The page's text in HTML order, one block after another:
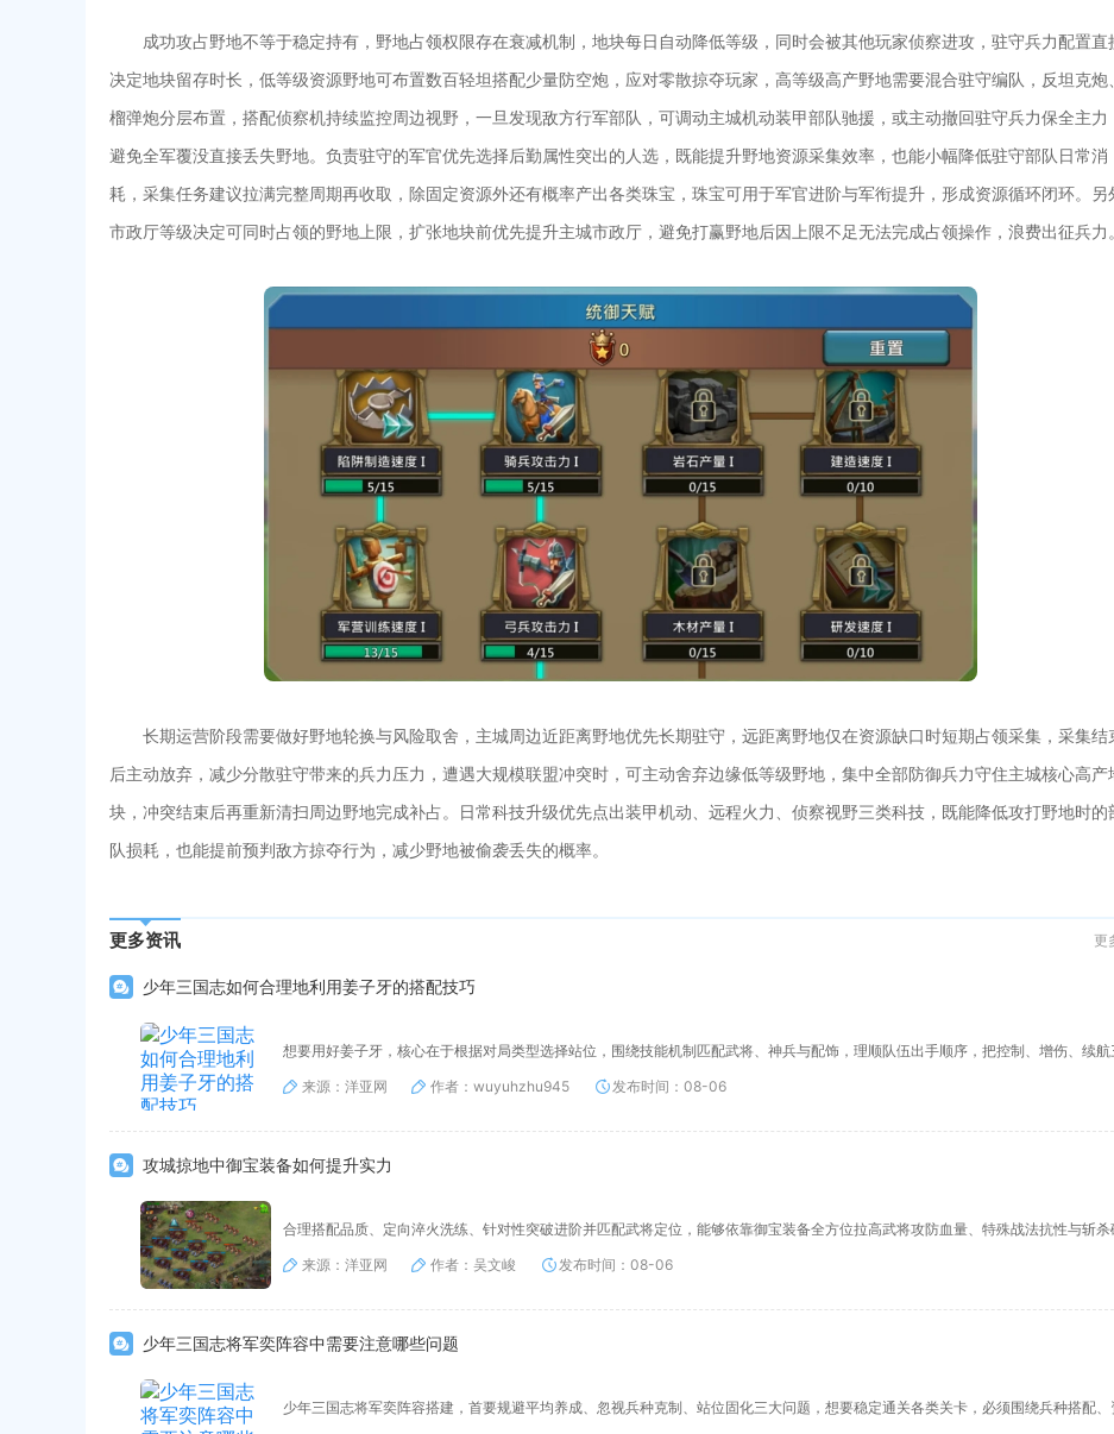
成功攻占野地不等于稳定持有，野地占领权限存在衰减机制，地块每日自动降低等级，同时会被其他玩家侦察进攻，驻守兵力配置直
决定地块留存时长，低等级资源野地可布置数百轻坦搭配少量防空炮，应对零散掠夺玩家，高等级高产野地需要混合驻守编队，反坦克炮、
榴弹炮分层布置，搭配侦察机持续监控周边视野，一旦发现敌方行军部队，可调动主城机动装甲部队驰援，或主动撤回驻守兵力保全主力
避免全军覆没直接丢失野地。负责驻守的军官优先选择后勤属性突出的人选，既能提升野地资源采集效率，也能小幅降低驻守部队日常消
耗，采集任务建议拉满完整周期再收取，除固定资源外还有概率产出各类珠宝，珠宝可用于军官进阶与军衔提升，形成资源循环闭环。另
市政厅等级决定可同时占领的野地上限，扩张地块前优先提升主城市政厅，避免打赢野地后因上限不足无法完成占领操作，浪费出征兵力。
长期运营阶段需要做好野地轮换与风险取舍，主城周边近距离野地优先长期驻守，远距离野地仅在资源缺口时短期占领采集，采集结
后主动放弃，减少分散驻守带来的兵力压力，遭遇大规模联盟冲突时，可主动舍弃边缘低等级野地，集中全部防御兵力守住主城核心高产
块，冲突结束后再重新清扫周边野地完成补占。日常科技升级优先点出装甲机动、远程火力、侦察视野三类科技，既能降低攻打野地时的
队损耗，也能提前预判敌方掠夺行为，减少野地被偷袭丢失的概率。
更多资讯 更
少年三国志如何合理地利用姜子牙的搭配技巧
想要用好姜子牙，核心在于根据对局类型选择站位，围绕技能机制匹配武将、神兵与配饰，理顺队伍出手顺序，把控制、增伤、续航
来源：洋亚网
作者：wuyuhzhu945 发布时间：08-06
攻城掠地中御宝装备如何提升实力
合理搭配品质、定向淬火洗练、针对性突破进阶并匹配武将定位，能够依靠御宝装备全方位拉高武将攻防血量、特殊战法抗性与斩杀
来源：洋亚网
作者：吴文峻 发布时间：08-06
少年三国志将军奕阵容中需要注意哪些问题
少年三国志将军奕阵容搭建，首要规避平均养成、忽视兵种克制、站位固化三大问题，想要稳定通关各类关卡，必须围绕兵种搭配、